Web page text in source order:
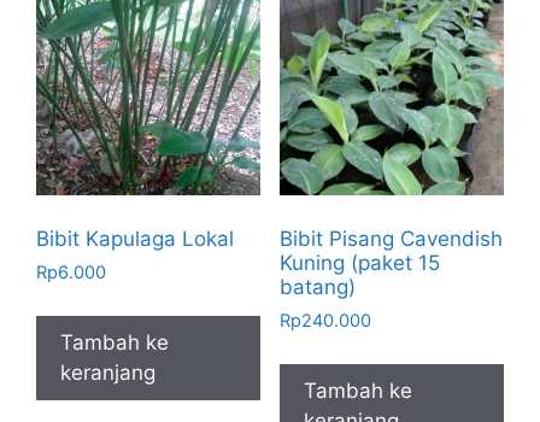
Bibit Kapulaga Lokal
Rp6.000
Tambah ke
keranjang
Bibit Pisang Cavendish
Kuning (paket 15
batang)
Rp240.000
Tambah ke